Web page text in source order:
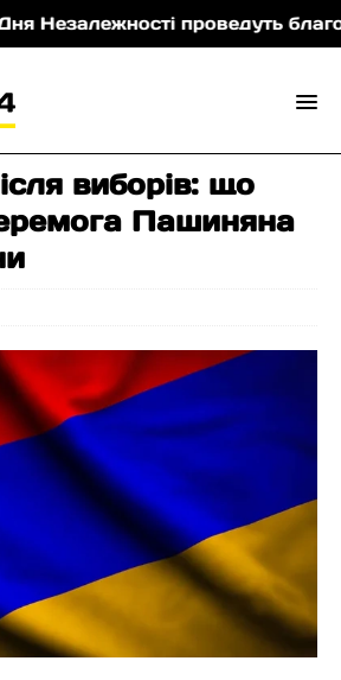
проведуть
виборів: що
Пашиняна